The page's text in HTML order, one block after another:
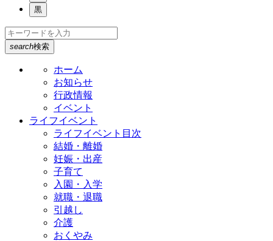
黒
search検索
ホーム
お知らせ
行政情報
イベント
ライフイベント
ライフイベント目次
結婚・離婚
妊娠・出産
子育て
入園・入学
就職・退職
引越し
介護
おくやみ